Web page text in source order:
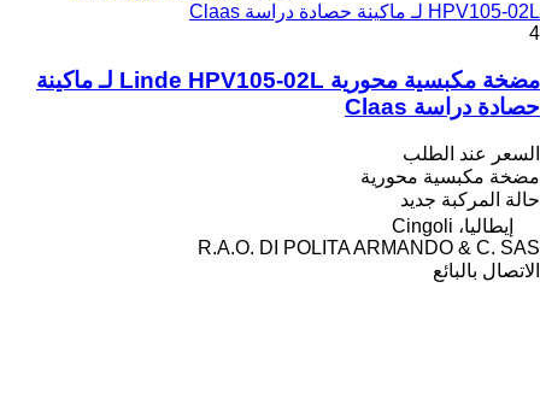
HPV105-02L لـ ماكينة حصادة دراسة Claas
4
مضخة مكبسية محورية Linde HPV105-02L لـ ماكينة
حصادة دراسة Claas
السعر عند الطلب
مضخة مكبسية محورية
حالة المركبة جديد
إيطاليا، Cingoli
R.A.O. DI POLITA ARMANDO & C. SAS
الاتصال بالبائع